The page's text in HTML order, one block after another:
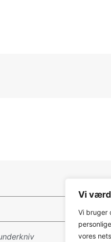
Vi
Vi bruger
vores